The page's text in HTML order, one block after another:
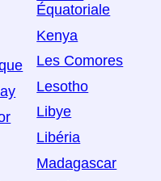
Équatoriale
Kenya
Les Comores
Lesotho
Libye
Libéria
Madagascar